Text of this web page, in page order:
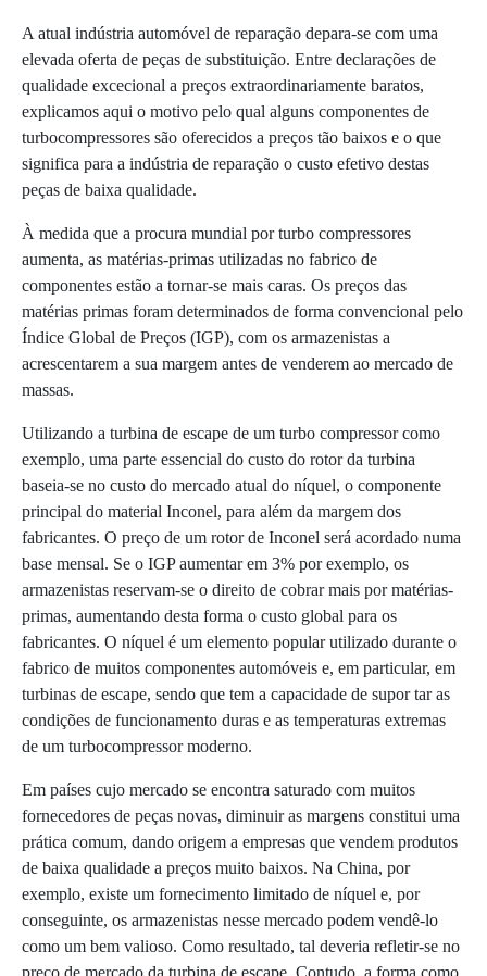
A atual indústria automóvel de repara­ção depara-­se com uma
elevada oferta de peças de substituição. Entre declarações de
qualidade excecional a preços extraordinariamente baratos,
explicamos aqui o motivo pelo qual alguns compo­nentes de
turbocompressores são oferecidos a preços tão baixos e o que
significa para a indústria de reparação o custo efetivo destas
peças de baixa qualidade.
À medida que a procura mundial por turbo­ compressores
aumenta, as matérias-­primas utilizadas no fabrico de
componentes estão a tornar-­se mais caras. Os preços das
matérias­ ­primas foram determinados de forma convencional pelo
Índice Global de Preços (IGP), com os armazenistas a
acrescentarem a sua margem antes de venderem ao mercado de
massas.
Utilizando a turbina de escape de um turbo­ compressor como
exemplo, uma parte essencial do custo do rotor da turbina
baseia-­se no custo do mercado atual do níquel, o compo­nente
principal do material Inconel­, para além da margem dos
fabricantes. O preço de um rotor de Inconel será acordado numa
base mensal. Se o IGP aumentar em 3% por exem­plo, os
armazenistas reservam-­se o direito de cobrar mais por matérias­-
primas, aumentan­do desta forma o custo global para os
fabricantes. O níquel é um elemento popular utili­zado durante o
fabrico de muitos componentes automóveis e, em particular, em
turbinas de escape, sendo que tem a capacidade de supor­ tar as
condições de funcionamento duras e as temperaturas extremas
de um turbocompressor moderno.
Em países cujo mercado se encontra saturado com muitos
fornecedores de peças novas, diminuir as margens constitui uma
prática comum, dando origem a empresas que ven­dem produtos
de baixa qualidade a preços muito baixos. Na China, por
exemplo, existe um fornecimento limitado de níquel e, por
conseguinte, os armazenistas nesse mercado podem vendê-­lo
como um bem valioso. Como resultado, tal deveria refletir-­se no
preço de mercado da turbina de escape. Contudo, a forma como